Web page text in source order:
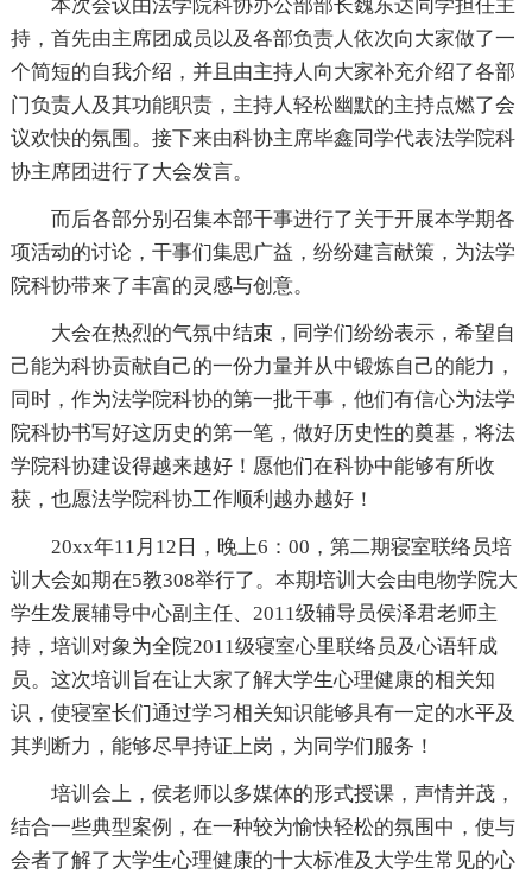
本次会议由法学院科协办公部部长魏东达同学担任主
持，首先由主席团成员以及各部负责人依次向大家做了一
个简短的自我介绍，并且由主持人向大家补充介绍了各部
门负责人及其功能职责，主持人轻松幽默的主持点燃了会
议欢快的氛围。接下来由科协主席毕鑫同学代表法学院科
协主席团进行了大会发言。
而后各部分别召集本部干事进行了关于开展本学期各
项活动的讨论，干事们集思广益，纷纷建言献策，为法学
院科协带来了丰富的灵感与创意。
大会在热烈的气氛中结束，同学们纷纷表示，希望自
己能为科协贡献自己的一份力量并从中锻炼自己的能力，
同时，作为法学院科协的第一批干事，他们有信心为法学
院科协书写好这历史的第一笔，做好历史性的奠基，将法
学院科协建设得越来越好！愿他们在科协中能够有所收
获，也愿法学院科协工作顺利越办越好！
20xx年11月12日，晚上6：00，第二期寝室联络员培
训大会如期在5教308举行了。本期培训大会由电物学院大
学生发展辅导中心副主任、2011级辅导员侯泽君老师主
持，培训对象为全院2011级寝室心里联络员及心语轩成
员。这次培训旨在让大家了解大学生心理健康的相关知
识，使寝室长们通过学习相关知识能够具有一定的水平及
其判断力，能够尽早持证上岗，为同学们服务！
培训会上，侯老师以多媒体的形式授课，声情并茂，
结合一些典型案例，在一种较为愉快轻松的氛围中，使与
会者了解了大学生心理健康的十大标准及大学生常见的心